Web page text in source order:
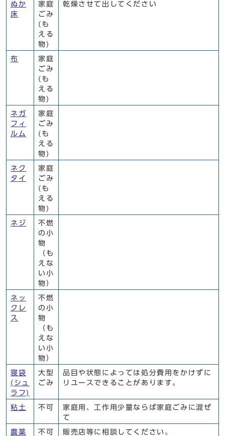
ぬか
床
家庭
ごみ
(も
える
物)
乾燥させて出してください
布
家庭
ごみ
(も
える
物)
ネガ
フィ
ルム
家庭
ごみ
(も
える
物)
ネク
タイ
家庭
ごみ
(も
える
物)
ネジ
不燃
の小
物
（も
えな
い小
物）
ネッ
クレ
ス
不燃
の小
物
（も
えな
い小
物）
寝袋
(シュ
ラフ)
大型
ごみ
品目や状態によっては処分費用をかけずに
リユースできることがあります。
粘土 不可
家庭用、工作用少量ならば家庭ごみに混ぜ
て
農薬 不可 販売店等に相談してください。